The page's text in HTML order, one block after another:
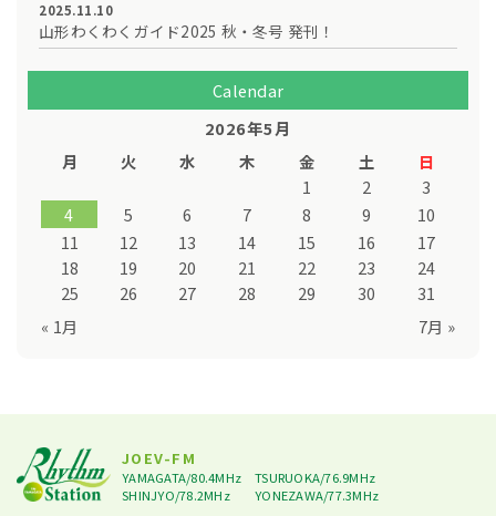
2025.11.10
山形わくわくガイド2025 秋・冬号 発刊！
Calendar
2026年5月
月
火 水 木 金 土 日
« 1月 7月 »
1 2
3
4
5 6 7 8 9
10
11
12 13 14 15 16
17
18
19 20 21 22 23
24
25
26 27 28 29 30 31
JOEV-FM
YAMAGATA/80.4MHz
TSURUOKA/76.9MHz
SHINJYO/78.2MHz
YONEZAWA/77.3MHz